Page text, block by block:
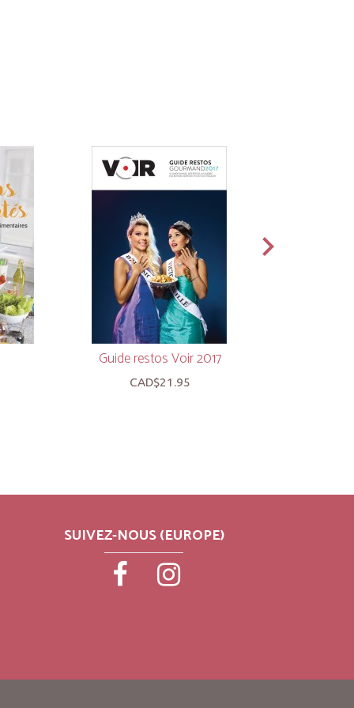
Guide restos Voir 2017
CAD$21.95
SUIVEZ-NOUS (EUROPE)